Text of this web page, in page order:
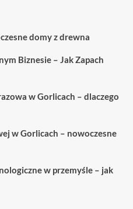
domy z drewna
Biznesie – Jak Zapach
w Gorlicach – dlaczego
w Gorlicach – nowoczesne
w przemyśle – jak